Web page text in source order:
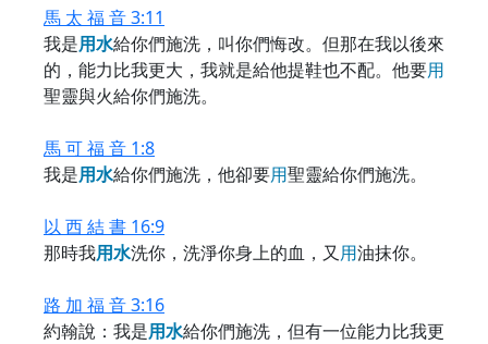
馬 太 福 音 3:11
我是用水給你們施洗，叫你們悔改。但那在我以後來
的，能力比我更大，我就是給他提鞋也不配。他要用
聖靈與火給你們施洗。
馬 可 福 音 1:8
我是用水給你們施洗，他卻要用聖靈給你們施洗。
以 西 結 書 16:9
那時我用水洗你，洗淨你身上的血，又用油抹你。
路 加 福 音 3:16
約翰說：我是用水給你們施洗，但有一位能力比我更